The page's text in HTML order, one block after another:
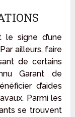
le signe d’une
ailleurs, faire
de certains
Garant de
d’aides
Parmi les
se trouvent